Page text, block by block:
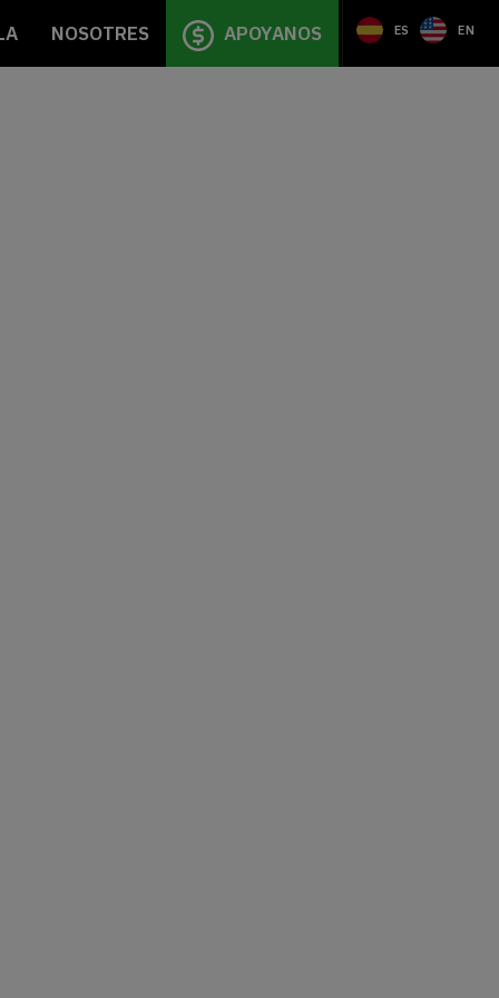
NOSOTRES APOYANOS ES EN